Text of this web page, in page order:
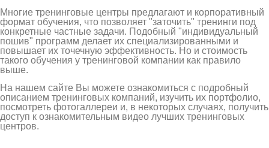
Многие тренинговые центры предлагают и корпоративный
формат обучения, что позволяет "заточить" тренинги под
конкретные частные задачи. Подобный "индивидуальный
пошив" программ делает их специализированными и
повышает их точечную эффективность. Но и стоимость
такого обучения у тренинговой компании как правило
выше.
На нашем сайте Вы можете ознакомиться с подробный
описанием тренинговых компаний, изучить их портфолио,
посмотреть фотогаллереи и, в некоторых случаях, получить
доступ к ознакомительным видео лучших тренинговых
центров.